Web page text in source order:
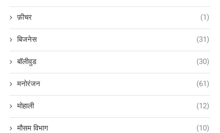
फ़ीचर (1)
बिजनेस (31)
बॉलीवुड (30)
मनोरंजन (61)
मोहाली (12)
मौसम विभाग (10)